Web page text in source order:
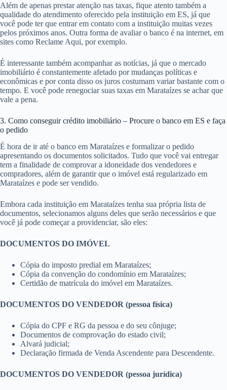
Além de apenas prestar atenção nas taxas, fique atento também a
qualidade do atendimento oferecido pela instituição em ES, já que
você pode ter que entrar em contato com a instituição muitas vezes
pelos próximos anos. Outra forma de avaliar o banco é na internet, em
sites como Reclame Aqui, por exemplo.
É interessante também acompanhar as notícias, já que o mercado
imobiliário é constantemente afetado por mudanças políticas e
econômicas e por conta disso os juros costumam variar bastante com o
tempo. E você pode renegociar suas taxas em Marataízes se achar que
vale a pena.
3. Como conseguir crédito imobiliário – Procure o banco em ES e faça
o pedido
É hora de ir até o banco em Marataízes e formalizar o pedido
apresentando os documentos solicitados. Tudo que você vai entregar
tem a finalidade de comprovar a idoneidade dos vendedores e
compradores, além de garantir que o imóvel está regularizado em
Marataízes e pode ser vendido.
Embora cada instituição em Marataízes tenha sua própria lista de
documentos, selecionamos alguns deles que serão necessários e que
você já pode começar a providenciar, são eles:
DOCUMENTOS DO IMÓVEL
Cópia do imposto predial em Marataízes;
Cópia da convenção do condomínio em Marataízes;
Certidão de matrícula do imóvel em Marataízes.
DOCUMENTOS DO VENDEDOR (pessoa física)
Cópia do CPF e RG da pessoa e do seu cônjuge;
Documentos de comprovação do estado civil;
Alvará judicial;
Declaração firmada de Venda Ascendente para Descendente.
DOCUMENTOS DO VENDEDOR (pessoa jurídica)